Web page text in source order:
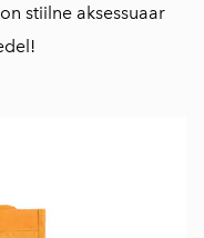
stiilne aksessuaar